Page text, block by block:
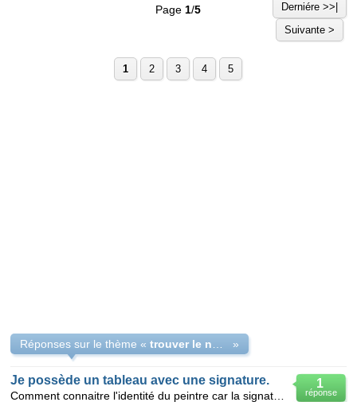
Page 1/5
Derniére >>|
Suivante >
1 2 3 4 5
Réponses sur le thème « »
1
réponse
Je possède un tableau avec une signature.